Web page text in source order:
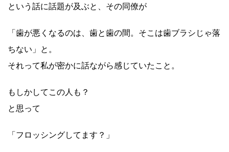
という話に話題が及ぶと、その同僚が
「歯が悪くなるのは、歯と歯の間。そこは歯ブラシじゃ落
ちない」と。
それって私が密かに話ながら感じていたこと。
もしかしてこの人も？
と思って
「フロッシングしてます？」